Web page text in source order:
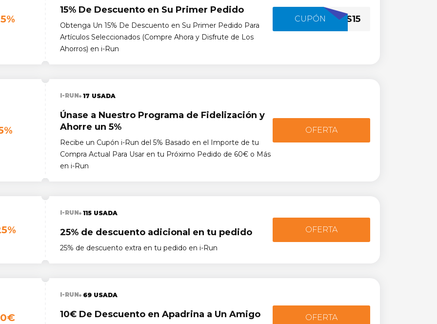
15% De Descuento en Su Primer Pedido
Obtenga Un 15% De Descuento en Su Primer Pedido Para
Artículos Seleccionados (Compre Ahora y Disfrute de Los
Ahorros) en i-Run
CUPÓNIRUNES15
I-RUN 17 USADA
Únase a Nuestro Programa de Fidelización y
Ahorre un 5%
Recibe un Cupón i-Run del 5% Basado en el Importe de tu
Compra Actual Para Usar en tu Próximo Pedido de 60€ o Más
en i-Run
OFERTA
I-RUN 115 USADA
25% de descuento adicional en tu pedido
25% de descuento extra en tu pedido en i-Run
OFERTA
I-RUN 69 USADA
10€ De Descuento en Apadrina a Un Amigo OFERTA